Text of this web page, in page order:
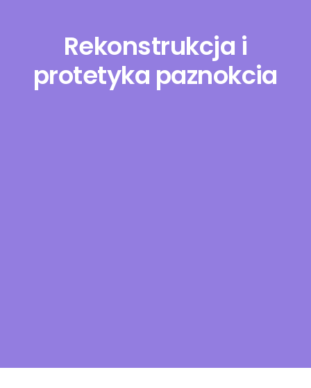
Rekonstrukcja i
protetyka paznokcia